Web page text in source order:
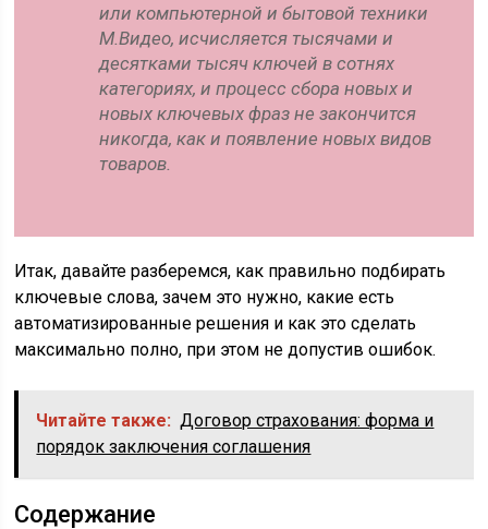
или компьютерной и бытовой техники
М.Видео, исчисляется тысячами и
десятками тысяч ключей в сотнях
категориях, и процесс сбора новых и
новых ключевых фраз не закончится
никогда, как и появление новых видов
товаров.
Итак, давайте разберемся, как правильно подбирать
ключевые слова, зачем это нужно, какие есть
автоматизированные решения и как это сделать
максимально полно, при этом не допустив ошибок.
Читайте также: Договор страхования: форма и
порядок заключения соглашения
Содержание